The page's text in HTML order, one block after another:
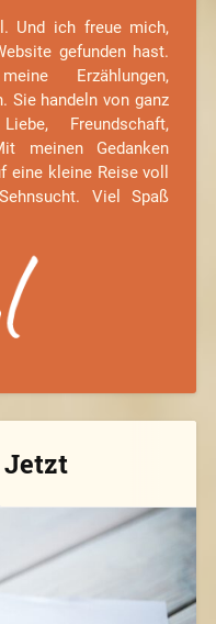
Und ich freue mich,
gefunden hast.
Erzählungen,
Sie handeln von ganz
Freundschaft,
meinen Gedanken
kleine Reise voll
Viel Spaß